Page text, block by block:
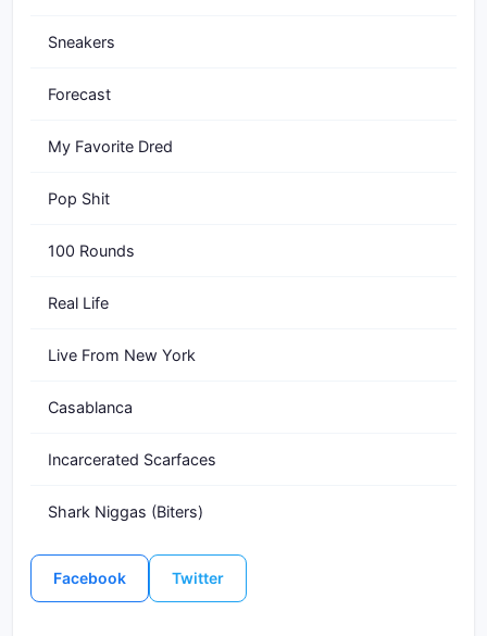
Sneakers
Forecast
My Favorite Dred
Pop Shit
100 Rounds
Real Life
Live From New York
Casablanca
Incarcerated Scarfaces
Shark Niggas (Biters)
Facebook Twitter